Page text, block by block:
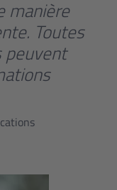
manière
Toutes
peuvent